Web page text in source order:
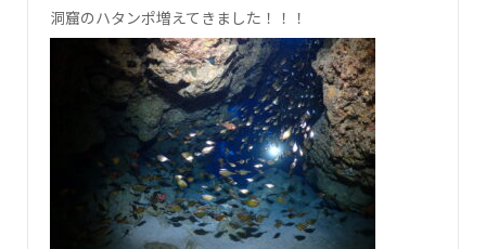
洞窟のハタンポ増えてきました！！！